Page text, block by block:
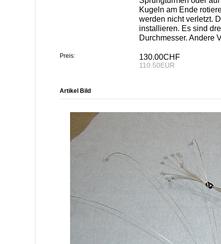
Kugeln am Ende
werden nicht verletzt.
installieren. Es sind
Durchmesser. Andere
Preis: 130.00CHF
110.50EUR
Artikel Bild